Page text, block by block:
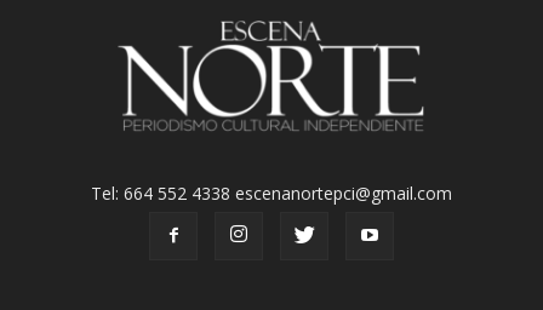
Tel: 664 552 4338 escenanortepci@gmail.com